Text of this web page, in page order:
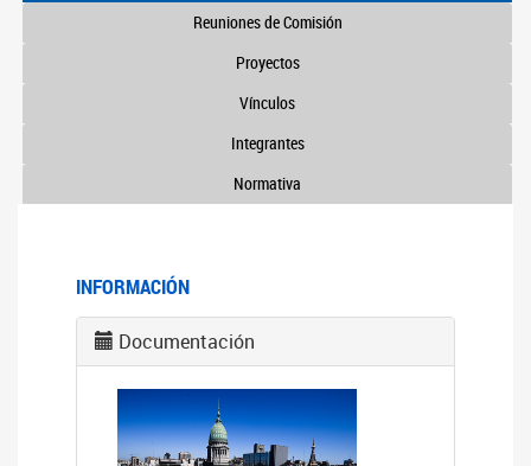
Reuniones de Comisión
Proyectos
Vínculos
Integrantes
Normativa
INFORMACIÓN
Documentación